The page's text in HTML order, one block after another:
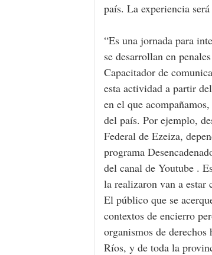
país. La experiencia
“Es una jornada para
se desarrollan en
Capacitador de
esta actividad a partir
en el que
del país. Por ejemplo,
Federal de Ezeiza,
programa
del canal de Youtube .
la realizaron van a estar
El público que se
contextos de encierro
organismos de
Ríos, y de toda la